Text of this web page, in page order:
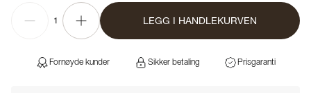
1 LEGG I HANDLEKURVEN
Fornøyde kunder Sikker betaling Prisgaranti